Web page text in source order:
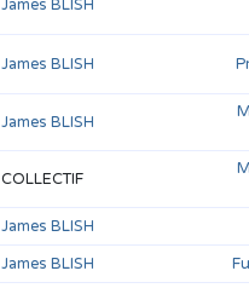
James BLISH
James BLISH
James BLISH
COLLECTIF
James BLISH
James BLISH